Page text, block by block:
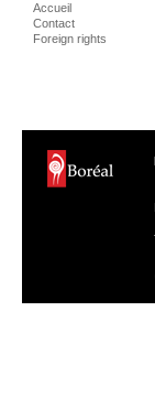
Accueil
Contact
Foreign rights